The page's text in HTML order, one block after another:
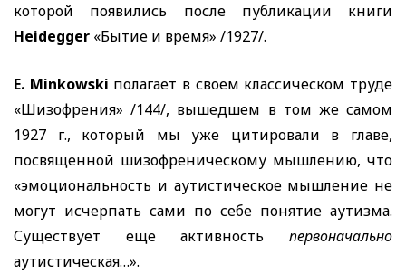
которой появились после публикации книги
Heidegger «Бытие и время» /1927/.
E. Minkowski полагает в своем классическом труде
«Шизофрения» /144/, вышедшем в том же самом
1927 г., который мы уже цитировали в главе,
посвященной шизофреническому мышлению, что
«эмоциональность и аутистическое мышление не
могут исчерпать сами по себе понятие аутизма.
Существует еще активность первоначально
аутистическая…».